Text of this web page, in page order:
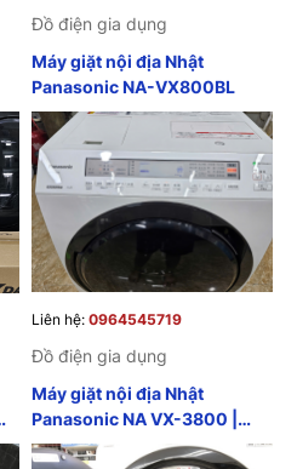
Đồ điện gia dụng
Máy giặt nội địa Nhật
Panasonic NA-VX800BL
Liên hệ: 0964545719
Đồ điện gia dụng
Máy giặt nội địa Nhật
Panasonic NA VX-3800 |
Máy giặt Panasonic nội địa